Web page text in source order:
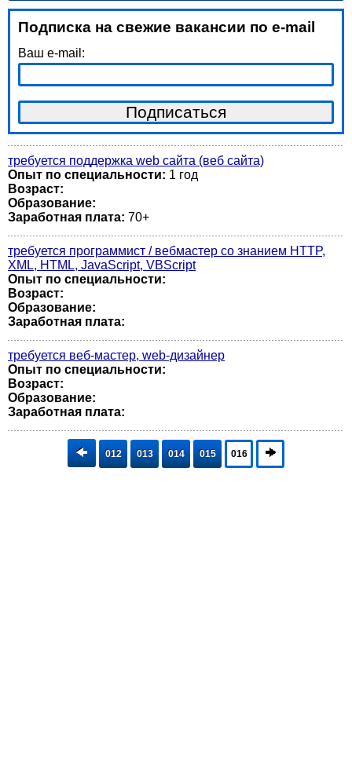
Подписка на свежие вакансии по e-mail
Ваш e-mail:
требуется поддержка web сайта (веб сайта)
Опыт по специальности: 1 год
Возраст:
Образование:
Заработная плата: 70+
требуется программист / вебмастер со знанием HTTP,
XML, HTML, JavaScript, VBScript
Опыт по специальности:
Возраст:
Образование:
Заработная плата:
требуется веб-мастер, web-дизайнер
Опыт по специальности:
Возраст:
Образование:
Заработная плата:
012 013 014 015 016